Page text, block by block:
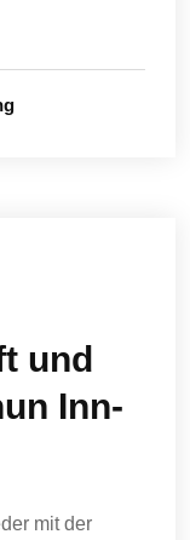
und
Inn-
mit der